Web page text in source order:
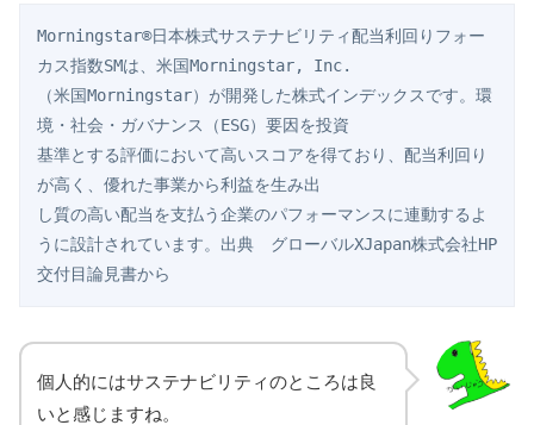
Morningstar®日本株式サステナビリティ配当利回りフォー
カス指数SMは、米国Morningstar, Inc.
（米国Morningstar）が開発した株式インデックスです。環
境・社会・ガバナンス（ESG）要因を投資
基準とする評価において高いスコアを得ており、配当利回り
が高く、優れた事業から利益を生み出
し質の高い配当を支払う企業のパフォーマンスに連動するよ
うに設計されています。出典　グローバルXJapan株式会社HP
交付目論見書から
個人的にはサステナビリティのところは良
いと感じますね。